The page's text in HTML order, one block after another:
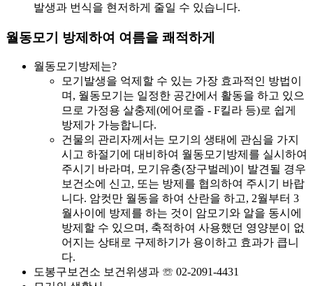
발생과 번식을 현저하게 줄일 수 있습니다.
월동모기 방제하여 여름을 쾌적하게
월동모기방제는?
모기발생을 억제할 수 있는 가장 효과적인 방법이
며, 월동모기는 일정한 공간에서 활동을 하고 있으
므로 가정용 살충제(에어로졸 - F킬라 등)로 쉽게
방제가 가능합니다.
건물의 관리자께서는 모기의 생태에 관심을 가지
시고 하절기에 대비하여 월동모기방제를 실시하여
주시기 바라며, 모기유충(장구벌레)이 발견될 경우
보건소에 신고, 또는 방제를 협의하여 주시기 바랍
니다. 암컷만 월동을 하여 산란을 하고, 2월부터 3
월사이에 방제를 하는 것이 암모기와 알을 동시에
방제할 수 있으며, 축적하여 사용했던 영양분이 없
어지는 상태로 구제하기가 용이하고 효과가 큽니
다.
도봉구보건소 보건위생과 ☏ 02-2091-4431